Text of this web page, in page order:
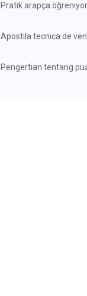
Pratik arapça
Apostila tecnica de
Pengertian tentang